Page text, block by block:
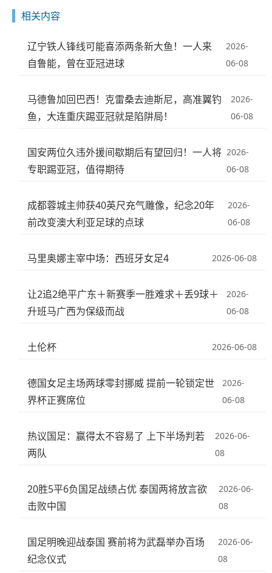
相关内容
辽宁铁人锋线可能喜添两条新大鱼！一人来
自鲁能，曾在亚冠进球
2026-
06-08
马德鲁加回巴西！克雷桑去迪斯尼，高准翼钓
鱼，大连重庆踢亚冠就是陷阱局！
2026-
06-08
国安两位久违外援间歇期后有望回归！一人将
专职踢亚冠，值得期待
2026-
06-08
成都蓉城主帅获40英尺充气雕像，纪念20年
前改变澳大利亚足球的点球
2026-
06-08
马里奥娜主宰中场：西班牙女足4 2026-06-08
让2追2绝平广东＋新赛季一胜难求＋丢9球＋
升班马广西为保级而战
2026-
06-08
土伦杯 2026-06-08
德国女足主场两球零封挪威 提前一轮锁定世
界杯正赛席位
2026-
06-08
热议国足：赢得太不容易了 上下半场判若
两队
2026-06-
08
20胜5平6负国足战绩占优 泰国两将放言欲
击败中国
2026-06-
08
国足明晚迎战泰国 赛前将为武磊举办百场
纪念仪式
2026-06-
08